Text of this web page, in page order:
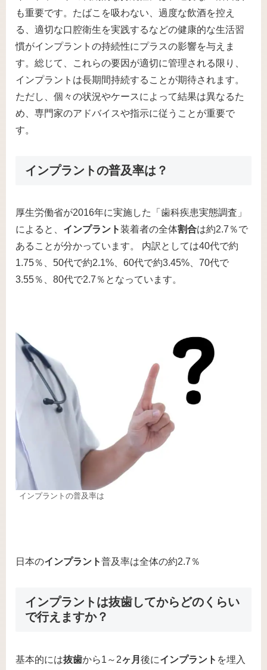
も重要です。たばこを吸わない、過度な飲酒を控え
る、適切な口腔衛生を実践するなどの健康的な生活習
慣がインプラントの持続性にプラスの影響を与えま
す。総じて、これらの要因が適切に管理される限り、
インプラントは長期間持続することが期待されます。
ただし、個々の状況やケースによって結果は異なるた
め、専門家のアドバイスや指示に従うことが重要で
す。
インプラントの普及率は？
厚生労働省が2016年に実施した「歯科疾患実態調査」
によると、 インプラント装着者の全体割合は約2.7％で
あることが分かっています。 内訳としては40代で約
1.75％、50代で約2.1%、60代で約3.45%、70代で
3.55％、80代で2.7％となっています。
インプラントの普及率は
日本のインプラント普及率は全体の約2.7％
インプラントは抜歯してからどのくらい
で行えますか？
基本的には抜歯から1～2ヶ月 後にインプラント を埋入